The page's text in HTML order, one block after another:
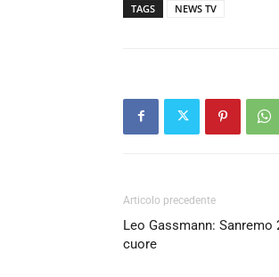
TAGS NEWS TV
Articolo precedente
Leo Gassmann: Sanremo
cuore